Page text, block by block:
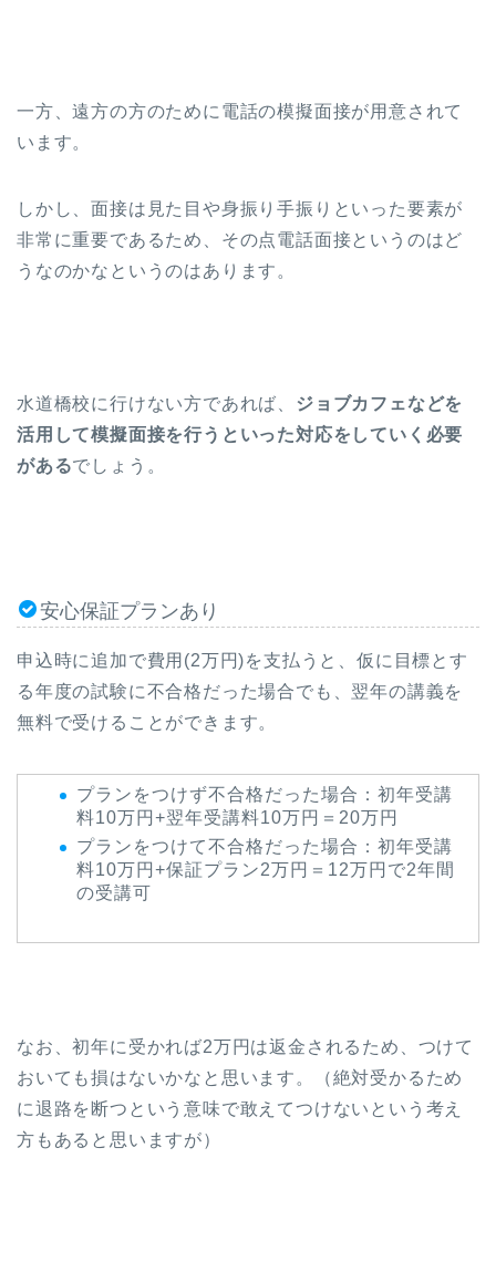
一方、遠方の方のために電話の模擬面接が用意されて
います。
しかし、面接は見た目や身振り手振りといった要素が
非常に重要であるため、その点電話面接というのはど
うなのかなというのはあります。
水道橋校に行けない方であれば、 ジョブカフェなどを
活用して模擬面接を行うといった対応をしていく必要
があるでしょう。
安心保証プランあり
申込時に追加で費用(2万円)を支払うと、仮に目標とす
る年度の試験に不合格だった場合でも、翌年の講義を
無料で受けることができます。
プランをつけず不合格だった場合：初年受講
料10万円+翌年受講料10万円＝20万円
プランをつけて不合格だった場合：初年受講
料10万円+保証プラン2万円＝12万円で2年間
の受講可
なお、初年に受かれば2万円は返金されるため、つけて
おいても損はないかなと思います。（絶対受かるため
に退路を断つという意味で敢えてつけないという考え
方もあると思いますが）